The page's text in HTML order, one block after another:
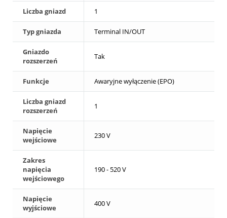
Liczba gniazd 1
Typ gniazda Terminal IN/OUT
Gniazdo
rozszerzeń
Tak
Funkcje Awaryjne wyłączenie (EPO)
Liczba gniazd
rozszerzeń
1
Napięcie
wejściowe
230 V
Zakres
napięcia
wejściowego
190 - 520 V
Napięcie
wyjściowe
400 V